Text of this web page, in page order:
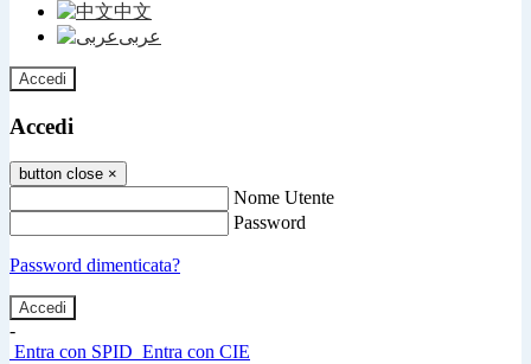
中文
عربى
Accedi
Accedi
button close ×
Nome Utente
Password
Password dimenticata?
-
Entra con SPID Entra con CIE